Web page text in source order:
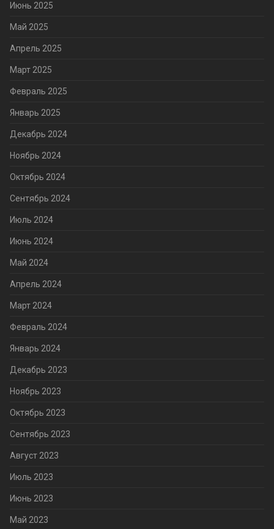
Июнь 2025
Май 2025
Апрель 2025
Март 2025
Февраль 2025
Январь 2025
Декабрь 2024
Ноябрь 2024
Октябрь 2024
Сентябрь 2024
Июль 2024
Июнь 2024
Май 2024
Апрель 2024
Март 2024
Февраль 2024
Январь 2024
Декабрь 2023
Ноябрь 2023
Октябрь 2023
Сентябрь 2023
Август 2023
Июль 2023
Июнь 2023
Май 2023